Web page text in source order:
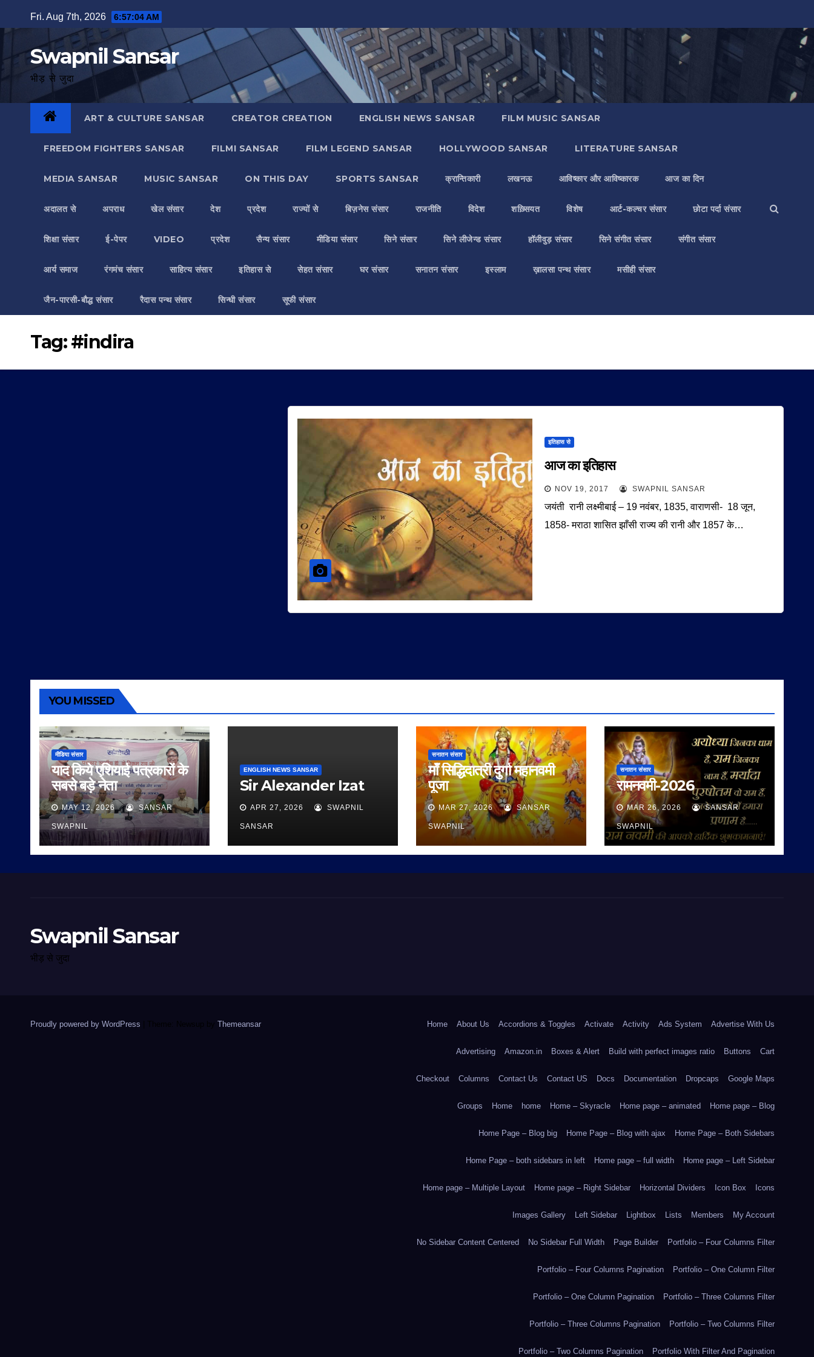
to
Fri. Aug 7th, 2026 6:57:04 AM
Swapnil Sansar
भीड़ से जुदा
ART & CULTURE SANSAR CREATOR CREATION ENGLISH NEWS SANSAR FILM MUSIC SANSAR
FREEDOM FIGHTERS SANSAR FILMI SANSAR FILM LEGEND SANSAR HOLLYWOOD SANSAR LITERATURE SANSAR
MEDIA SANSAR MUSIC SANSAR ON THIS DAY SPORTS SANSAR क्रान्तिकारी लखनऊ आविष्कार और आविष्कारक आज का दिन
अदालत से अपराध खेल संसार देश प्रदेश राज्यों से बिज़नेस संसार राजनीति विदेश शख़्सियत विशेष आर्ट-कल्चर संसार छोटा पर्दा संसार
शिक्षा संसार ई-पेपर VIDEO प्रदेश सैन्य संसार मीडिया संसार सिने संसार सिने लीजेन्ड संसार हॉलीवुड़ संसार सिने संगीत संसार संगीत संसार
आर्य समाज रंगमंच संसार साहित्य संसार इतिहास से सेहत संसार घर संसार सनातन संसार इस्लाम ख़ालसा पन्थ संसार मसीही संसार
जैन-पारसी-बौद्ध संसार रैदास पन्थ संसार सिन्धी संसार सूफी संसार
Tag:#indira
इतिहास से
आज का इतिहास
NOV 19, 2017 SWAPNIL SANSAR
जयंती रानी लक्ष्मीबाई – 19 नवंबर, 1835, वाराणसी- 18 जून,
1858- मराठा शासित झाँसी राज्य की रानी और 1857 के…
YOU MISSED
मीडिया संसार
याद किये एशियाई पत्रकारों के
सबसे बड़े नेता
MAY 12, 2026 SANSAR
SWAPNIL
ENGLISH NEWS SANSAR
Sir Alexander Izat
APR 27, 2026 SWAPNIL
SANSAR
सनातन संसार
माँ सिद्धिदात्री दुर्गा महानवमी
पूजा
MAR 27, 2026 SANSAR
SWAPNIL
सनातन संसार
रामनवमी-2026
MAR 26, 2026 SANSAR
SWAPNIL
Swapnil Sansar
भीड़ से जुदा
Proudly powered by WordPress Theme: Newsup by Themeansar. Home About Us Accordions & Toggles Activate Activity Ads System Advertise With Us
Advertising Amazon.in Boxes & Alert Build with perfect images ratio Buttons Cart
Checkout Columns Contact Us Contact US Docs Documentation Dropcaps Google Maps
Groups Home home Home – Skyracle Home page – animated Home page – Blog
Home Page – Blog big Home Page – Blog with ajax Home Page – Both Sidebars
Home Page – both sidebars in left Home page – full width Home page – Left Sidebar
Home page – Multiple Layout Home page – Right Sidebar Horizontal Dividers Icon Box Icons
Images Gallery Left Sidebar Lightbox Lists Members My Account
No Sidebar Content Centered No Sidebar Full Width Page Builder Portfolio – Four Columns Filter
Portfolio – Four Columns Pagination Portfolio – One Column Filter
Portfolio – One Column Pagination Portfolio – Three Columns Filter
Portfolio – Three Columns Pagination Portfolio – Two Columns Filter
Portfolio – Two Columns Pagination Portfolio With Filter And Pagination